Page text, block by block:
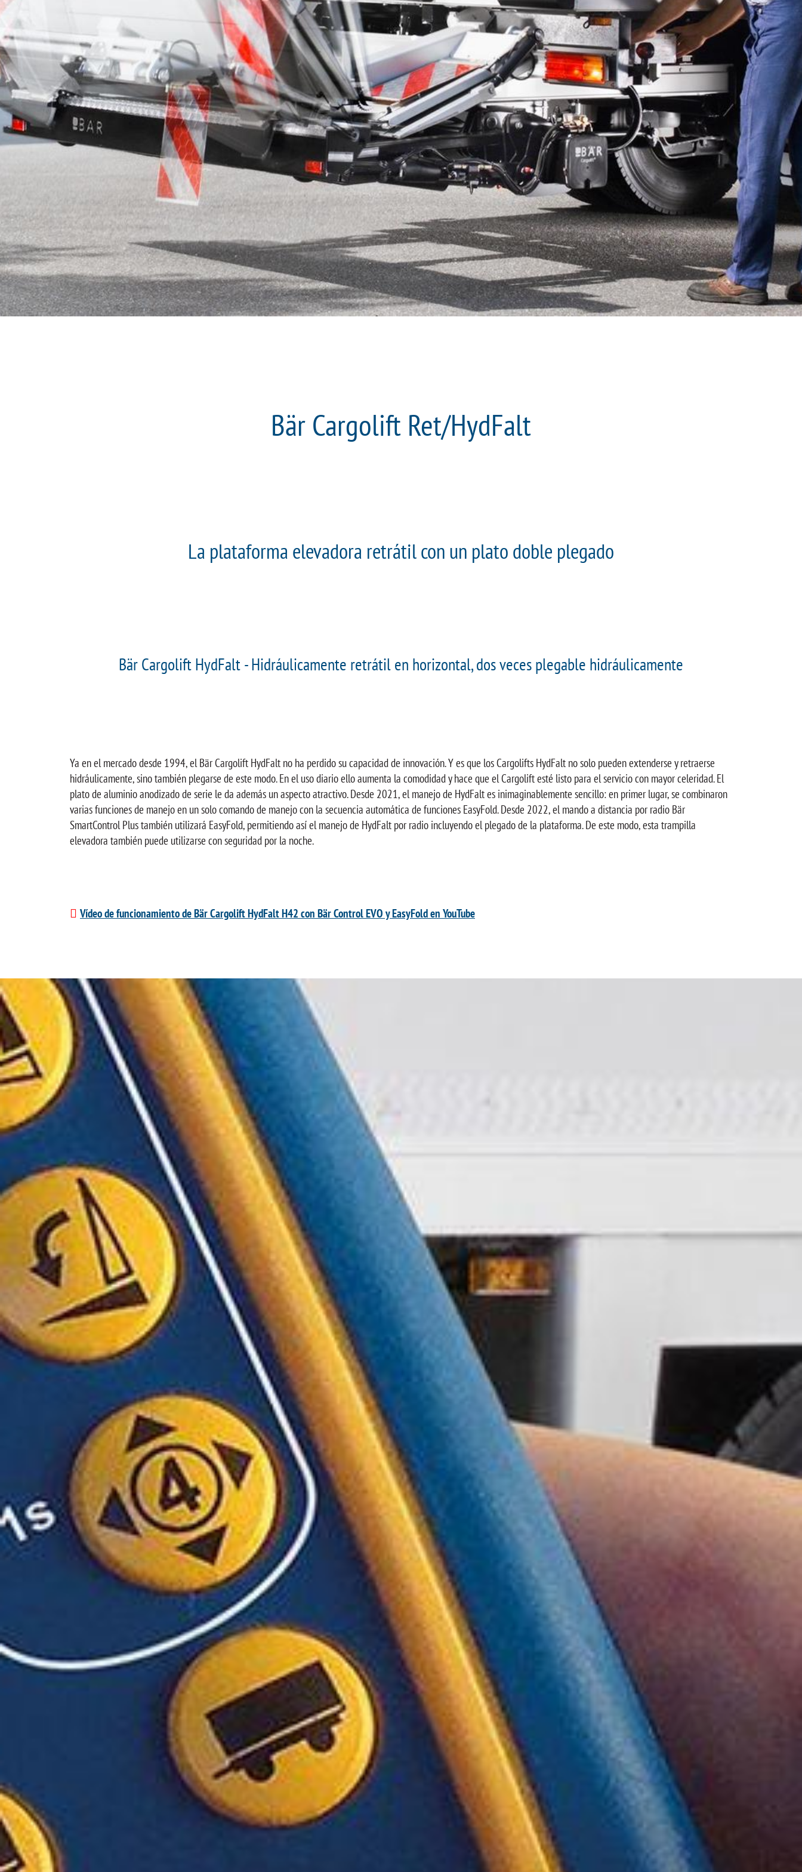
Bär Cargolift Ret/HydFalt
La plataforma elevadora retrátil con un plato doble plegado
Bär Cargolift HydFalt - Hidráulicamente retrátil en horizontal, dos veces plegable hidráulicamente
Ya en el mercado desde 1994, el Bär Cargolift HydFalt no ha perdido su capacidad de innovación. Y es que los Cargolifts HydFalt no solo pueden extenderse y retraerse
hidráulicamente, sino también plegarse de este modo. En el uso diario ello aumenta la comodidad y hace que el Cargolift esté listo para el servicio con mayor celeridad. El
plato de aluminio anodizado de serie le da además un aspecto atractivo. Desde 2021, el manejo de HydFalt es inimaginablemente sencillo: en primer lugar, se combinaron
varias funciones de manejo en un solo comando de manejo con la secuencia automática de funciones EasyFold. Desde 2022, el mando a distancia por radio Bär
SmartControl Plus también utilizará EasyFold, permitiendo así el manejo de HydFalt por radio incluyendo el plegado de la plataforma. De este modo, esta trampilla
elevadora también puede utilizarse con seguridad por la noche.
Vídeo de funcionamiento de Bär Cargolift HydFalt H42 con Bär Control EVO y EasyFold en YouTube